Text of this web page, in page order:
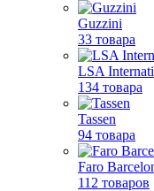
Guzzini
33 товара
LSA
134 товара
Tassen
94 товара
Faro
112 товаров